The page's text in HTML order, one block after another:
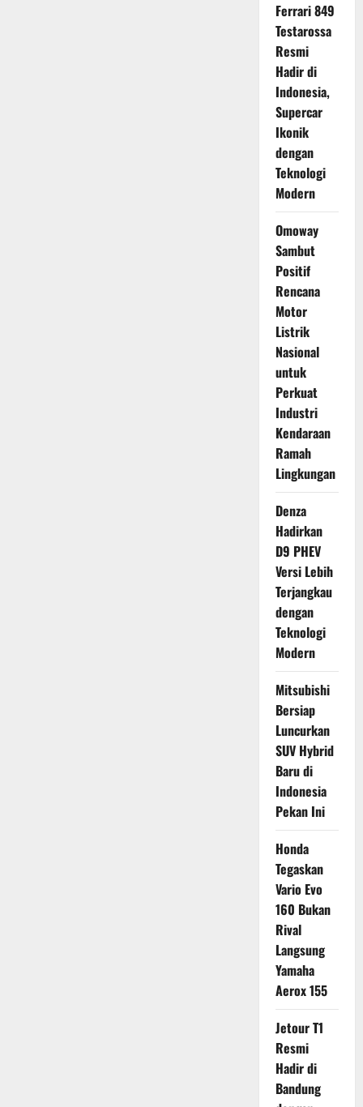
Ferrari 849
Testarossa
Resmi
Hadir di
Indonesia,
Supercar
Ikonik
dengan
Teknologi
Modern
Omoway
Sambut
Positif
Rencana
Motor
Listrik
Nasional
untuk
Perkuat
Industri
Kendaraan
Ramah
Lingkungan
Denza
Hadirkan
D9 PHEV
Versi Lebih
Terjangkau
dengan
Teknologi
Modern
Mitsubishi
Bersiap
Luncurkan
SUV Hybrid
Baru di
Indonesia
Pekan Ini
Honda
Tegaskan
Vario Evo
160 Bukan
Rival
Langsung
Yamaha
Aerox 155
Jetour T1
Resmi
Hadir di
Bandung